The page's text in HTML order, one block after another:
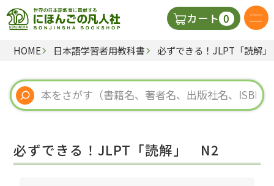
カート 0
日本語の教科書
視聴覚・補助教材
教師用参考書
HOME 日本語学習者用教科書 必ずできる！JLPT「読解
必ずできる！JLPT「読解」 N2